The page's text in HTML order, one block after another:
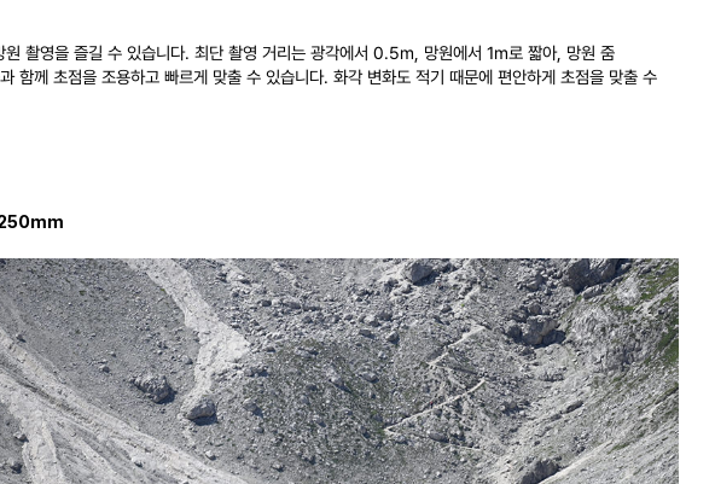
촬영을 즐길 수 있습니다. 최단 촬영 거리는 광각에서 0.5m, 망원에서 1m로 짧아, 망원 줌
께 초점을 조용하고 빠르게 맞출 수 있습니다. 화각 변화도 적기 때문에 편안하게 초점을 맞출 수
250mm